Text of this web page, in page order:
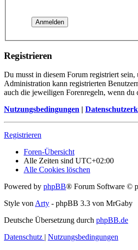
Registrieren
Du musst in diesem Forum registriert
Administration kann registrierten
auch die jeweiligen Forenregeln, wenn du
Nutzungsbedingungen |
Registrieren
Foren-Übersicht
Alle Zeiten sind UTC+02:00
Alle Cookies löschen
Powered by phpBB® Forum Software ©
Style vonArty - phpBB 3.3 von MrGaby
Deutsche Übersetzung durch phpBB.de
Datenschutz | Nutzungsbedingungen